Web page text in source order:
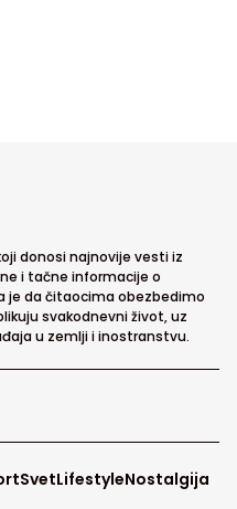
donosi najnovije vesti iz
i tačne informacije o
je da čitaocima obezbedimo
svakodnevni život, uz
u zemlji i inostranstvu.
SvetLifestyleNostalgija